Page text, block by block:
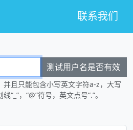
联系我们
测试用户名是否有效
且只能包含小写英文字符a-z，大写
，“@”符号，英文点号“.”。